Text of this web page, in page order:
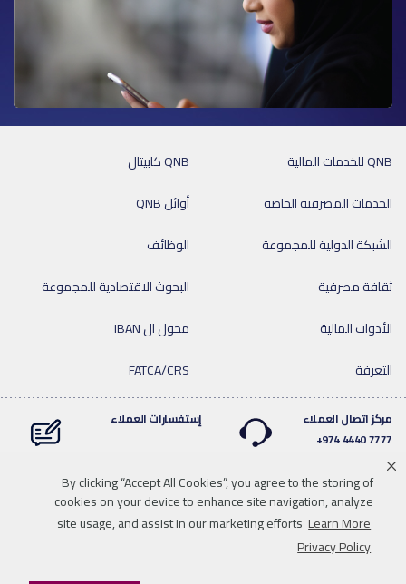
By clicking “Accept All Cookies”, you agree to the storing of
cookies on your device to enhance site navigation, analyze
site usage, and assist in our marketing efforts Learn More
Privacy Policy
QNB كابيتال
QNB للخدمات المالية
أوائل QNB
الخدمات المصرفية الخاصة
الوظائف
الشبكة الدولية للمجموعة
البحوث الاقتصادية للمجموعة
ثقافة مصرفية
محول ال IBAN
الأدوات المالية
FATCA/CRS
التعرفة
مركز اتصال العملاء
7777 4440 974+
إستفسارات العملاء
LinkedinInstagramfacebookWhatsapp
twitteryoutube
للاتصال بنا تحميل الوسائط خريطة الموقع سياسة الخصوصية